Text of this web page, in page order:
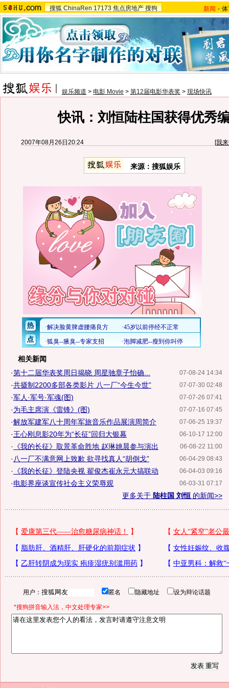
搜狐 ChinaRen 17173 焦点房地产 搜狗 新闻 -
娱乐频道 > 电影 Movie > 第12届电影华表奖 > 现场快讯
快讯：刘恒陆柱国获得优秀
2007年08月26日20:24 [我
来源：搜狐娱乐
相关新闻
07-08-24 14:34
·第十二届华表奖周日揭晓 周星驰章子怡确...
07-07-30 02:48
·共摄制2200多部各类影片 八一厂“今生今世”
07-07-26 07:41
·军人·军号·军魂(图)
07-07-16 07:45
·为毛主席演《雷锋》(图)
07-06-25 19:37
·解放军建军八十周年军旅音乐作品展演周简介
06-10-17 12:00
·王心刚息影20年为“长征”回归大银幕
06-08-22 11:00
· 《我的长征》取景革命胜地 赵琳姚晨参与演出
06-04-29 08:43
· 八一厂不满意网上致歉 欲寻找真人“胡倒戈”
06-04-03 09:16
· 《我的长征》登陆央视 翟俊杰崔永元大搞联动
06-03-31 07:17
·电影界座谈宣传社会主义荣辱观
更多关于 陆柱国 刘恒 的新闻>>
用户： 匿名 隐藏地址 设为辩论话题
*搜狗拼音输入法，中文处理专家>>